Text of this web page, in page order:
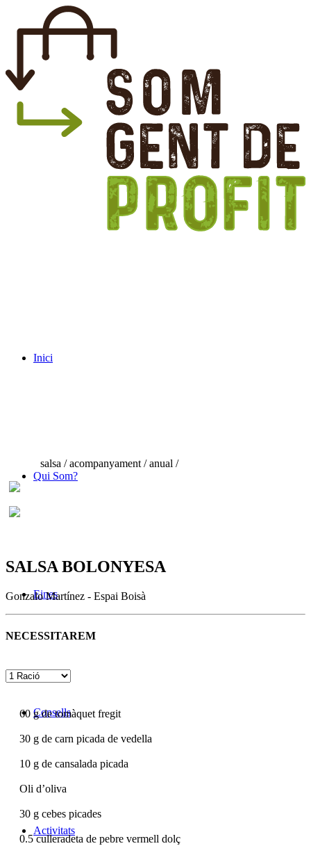
Inici
Qui Som?
Eines
Consells
Activitats
salsa / acompanyament / anual /
SALSA BOLONYESA
Gonzalo Martínez - Espai Boisà
NECESSITAREM
60 g de tomàquet fregit
30 g de carn picada de vedella
10 g de cansalada picada
Oli d’oliva
30 g cebes picades
0.5culleradeta de pebre vermell dolç